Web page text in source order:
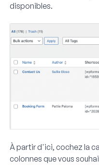
disponibles.
À partir d'ici, cochez la
colonnes que vous